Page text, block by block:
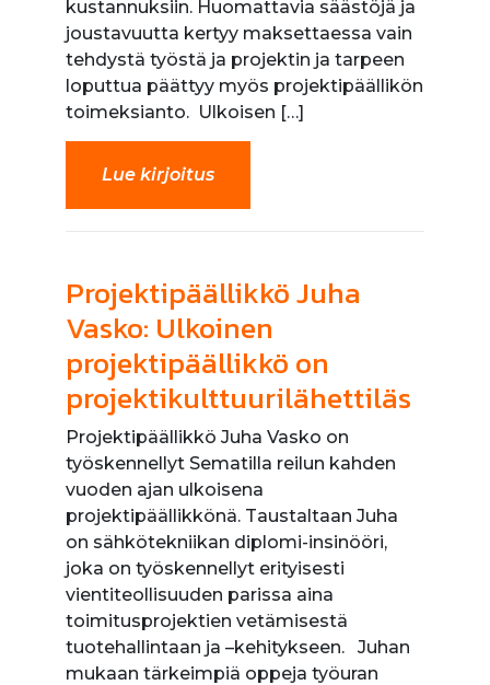
kustannuksiin. Huomattavia säästöjä ja
joustavuutta kertyy maksettaessa vain
tehdystä työstä ja projektin ja tarpeen
loputtua päättyy myös projektipäällikön
toimeksianto. Ulkoisen […]
Lue kirjoitus
Projektipäällikkö Juha
Vasko: Ulkoinen
projektipäällikkö on
projektikulttuurilähettiläs
Projektipäällikkö Juha Vasko on
työskennellyt Sematilla reilun kahden
vuoden ajan ulkoisena
projektipäällikkönä. Taustaltaan Juha
on sähkötekniikan diplomi-insinööri,
joka on työskennellyt erityisesti
vientiteollisuuden parissa aina
toimitusprojektien vetämisestä
tuotehallintaan ja –kehitykseen. Juhan
mukaan tärkeimpiä oppeja työuran